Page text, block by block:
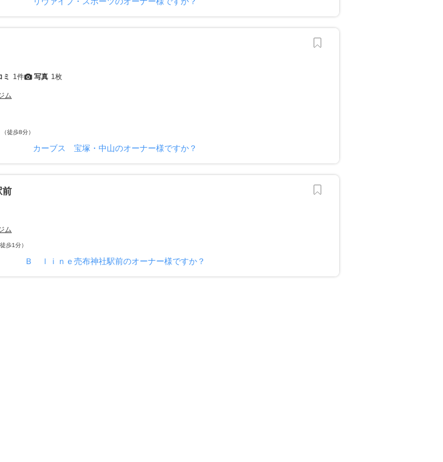
ミ 1件 写真 1枚
ム
徒歩8分）
カーブス 宝塚・中山のオーナー様ですか？
前
ム
歩1分）
Ｂ ｌｉｎｅ売布神社駅前のオーナー様ですか？